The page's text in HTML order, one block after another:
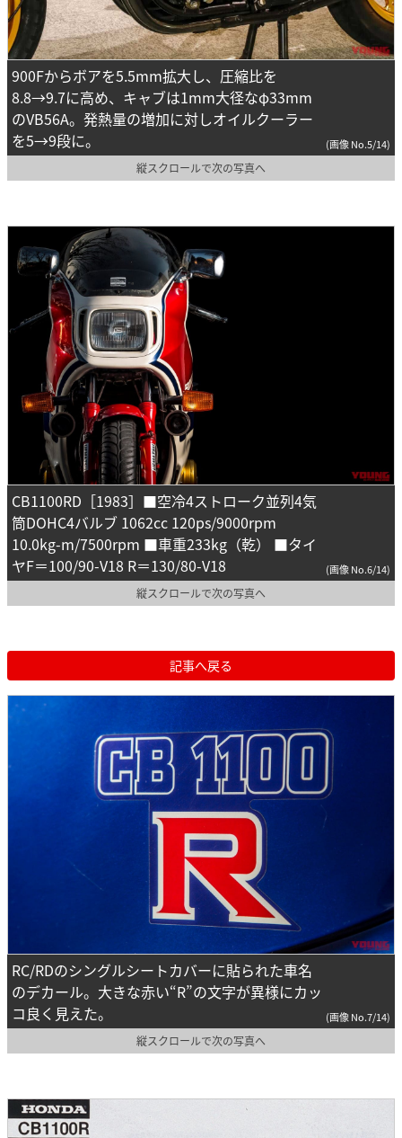
900Fからボアを5.5mm拡大し、圧縮比を
8.8→9.7に高め、キャブは1mm大径なφ33mm
のVB56A。発熱量の増加に対しオイルクーラー
を5→9段に。
(画像 No.5/14)
縦スクロールで次の写真へ
CB1100RD［1983］■空冷4ストローク並列4気
筒DOHC4バルブ 1062cc 120ps/9000rpm
10.0kg-m/7500rpm ■車重233kg（乾） ■タイ
ヤF＝100/90-V18 R＝130/80-V18
(画像 No.6/14)
縦スクロールで次の写真へ
記事へ戻る
RC/RDのシングルシートカバーに貼られた車名
のデカール。大きな赤い“R”の文字が異様にカッ
コ良く見えた。
(画像 No.7/14)
縦スクロールで次の写真へ